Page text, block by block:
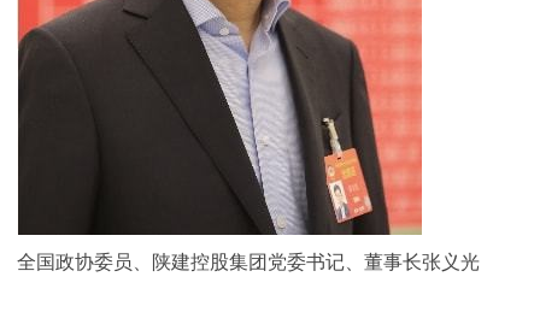
全国政协委员、陕建控股集团党委书记、董事长张义光